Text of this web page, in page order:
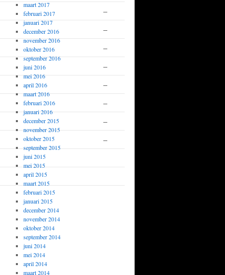
–
–
–
–
–
–
–
–
maart 2017
februari 2017
januari 2017
december 2016
november 2016
oktober 2016
september 2016
juni 2016
mei 2016
april 2016
maart 2016
februari 2016
januari 2016
december 2015
november 2015
oktober 2015
september 2015
juni 2015
mei 2015
april 2015
maart 2015
februari 2015
januari 2015
december 2014
november 2014
oktober 2014
september 2014
juni 2014
mei 2014
april 2014
maart 2014